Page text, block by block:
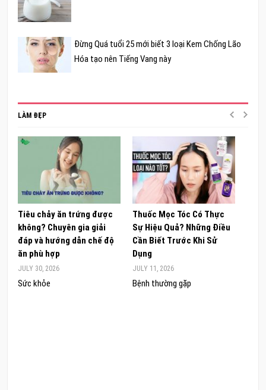
Đừng Quá tuổi 25 mới biết 3 loại Kem Chống Lão
Hóa tạo nên Tiếng Vang này
LÀM ĐẸP
Tiêu chảy ăn trứng được
không? Chuyên gia giải
đáp và hướng dẫn chế độ
ăn phù hợp
JULY 30, 2026
Sức khỏe
Thuốc Mọc Tóc Có Thực
Sự Hiệu Quả? Những Điều
Cần Biết Trước Khi Sử
Dụng
JULY 11, 2026
Bệnh thường gặp